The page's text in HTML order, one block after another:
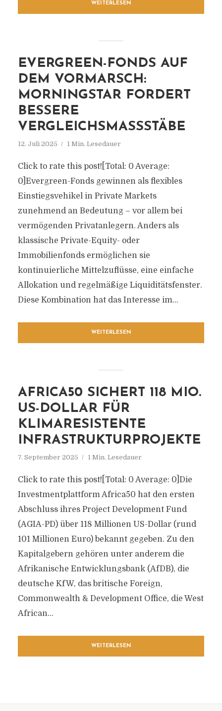
WEITERLESEN
EVERGREEN-FONDS AUF
DEM VORMARSCH:
MORNINGSTAR FORDERT
BESSERE
VERGLEICHSMASSSTÄBE
12. Juli 2025 1 Min. Lesedauer
Click to rate this post![Total: 0 Average:
0]Evergreen-Fonds gewinnen als flexibles
Einstiegsvehikel in Private Markets
zunehmend an Bedeutung – vor allem bei
vermögenden Privatanlegern. Anders als
klassische Private-Equity- oder
Immobilienfonds ermöglichen sie
kontinuierliche Mittelzuflüsse, eine einfache
Allokation und regelmäßige Liquiditätsfenster.
Diese Kombination hat das Interesse im...
WEITERLESEN
AFRICA50 SICHERT 118 MIO.
US-DOLLAR FÜR
KLIMARESISTENTE
INFRASTRUKTURPROJEKTE
7. September 2025 1 Min. Lesedauer
Click to rate this post![Total: 0 Average: 0]Die
Investmentplattform Africa50 hat den ersten
Abschluss ihres Project Development Fund
(AGIA-PD) über 118 Millionen US-Dollar (rund
101 Millionen Euro) bekannt gegeben. Zu den
Kapitalgebern gehören unter anderem die
Afrikanische Entwicklungsbank (AfDB), die
deutsche KfW, das britische Foreign,
Commonwealth & Development Office, die West
African...
WEITERLESEN